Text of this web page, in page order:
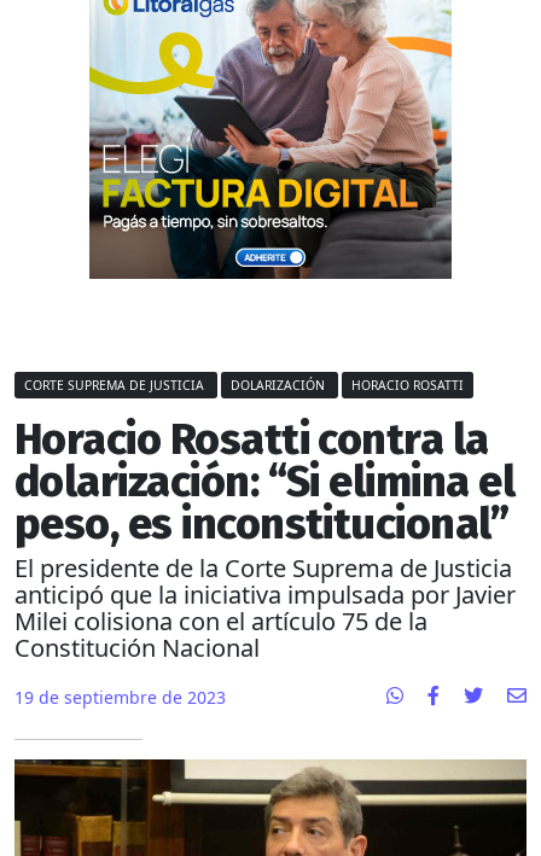
CORTE SUPREMA DE JUSTICIA DOLARIZACIÓN HORACIO ROSATTI
Horacio Rosatti contra la
dolarización: “Si elimina el
peso, es inconstitucional”
El presidente de la Corte Suprema de Justicia
anticipó que la iniciativa impulsada por Javier
Milei colisiona con el artículo 75 de la
Constitución Nacional
19 de septiembre de 2023